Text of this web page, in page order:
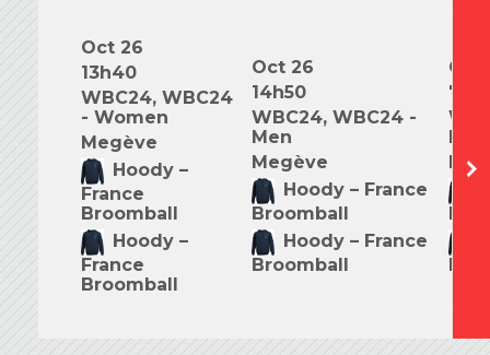
Oct 26
13h40
WBC24, WBC24
- Women
Megève
Hoody –
France
Broomball
Hoody –
France
Broomball
Oct 26
14h50
WBC24, WBC24 -
Men
Megève
Hoody – France
Broomball
Hoody – France
Broomball
Oct